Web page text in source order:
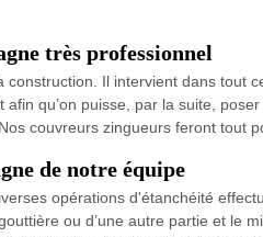
très professionnel
Il intervient dans tout
qu’on puisse, par la suite,
couvreurs zingueurs feront tout
de notre équipe
opérations d'étanchéité
ou d’une autre partie et le